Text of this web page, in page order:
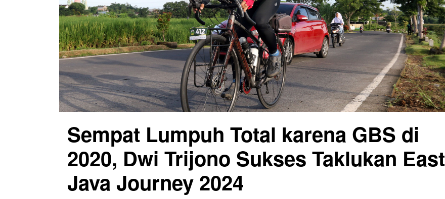
Sempat Lumpuh Total karena GBS di
2020, Dwi Trijono Sukses Taklukan East
Java Journey 2024